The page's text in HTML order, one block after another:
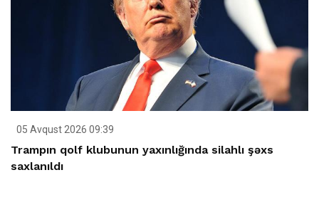
05 Avqust 2026 09:39
Trampın qolf klubunun yaxınlığında silahlı şəxs
saxlanıldı